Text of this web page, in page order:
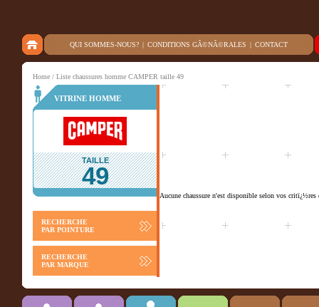
QUI SOMMES-NOUS? | CONDITIONS GÃ©NÃ©RALES | CONTACT
Home / Liste chaussures homme CAMPER taille 49
VITRINE HOMME
TAILLE
49
RECHERCHE
PAR POINTURE
RECHERCHE
PAR MARQUE
Aucune chaussure n'est disponible selon vos critï¿½res